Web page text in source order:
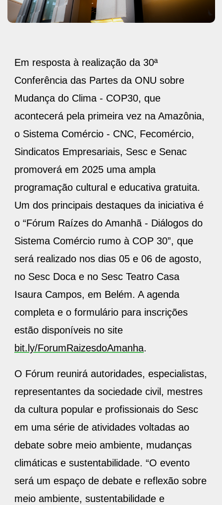
Em resposta à realização da 30ª
Conferência das Partes da ONU sobre
Mudança do Clima - COP30, que
acontecerá pela primeira vez na Amazônia,
o Sistema Comércio - CNC, Fecomércio,
Sindicatos Empresariais, Sesc e Senac
promoverá em 2025 uma ampla
programação cultural e educativa gratuita.
Um dos principais destaques da iniciativa é
o “Fórum Raízes do Amanhã - Diálogos do
Sistema Comércio rumo à COP 30”, que
será realizado nos dias 05 e 06 de agosto,
no Sesc Doca e no Sesc Teatro Casa
Isaura Campos, em Belém. A agenda
completa e o formulário para inscrições
estão disponíveis no site
bit.ly/ForumRaizesdoAmanha.
O Fórum reunirá autoridades, especialistas,
representantes da sociedade civil, mestres
da cultura popular e profissionais do Sesc
em uma série de atividades voltadas ao
debate sobre meio ambiente, mudanças
climáticas e sustentabilidade. “O evento
será um espaço de debate e reflexão sobre
meio ambiente, sustentabilidade e